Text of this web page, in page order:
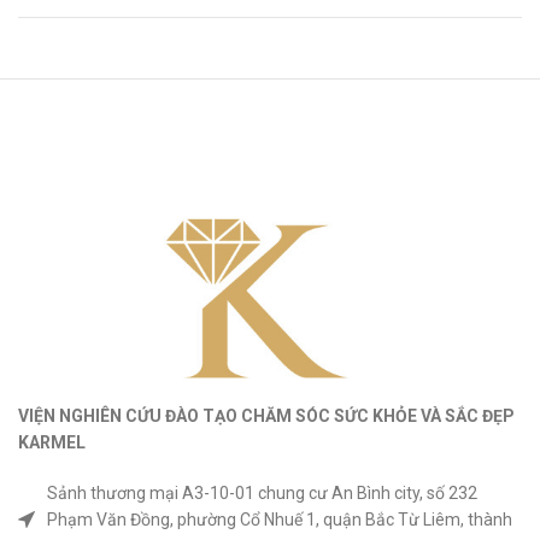
VIỆN NGHIÊN CỨU ĐÀO TẠO CHĂM SÓC SỨC KHỎEVÀSẮC ĐẸP
KARMEL
Sảnh thương mại A3-10-01 chung cư An Bình city, số 232
Phạm Văn Đồng, phường Cổ Nhuế 1, quận Bắc Từ Liêm, thành